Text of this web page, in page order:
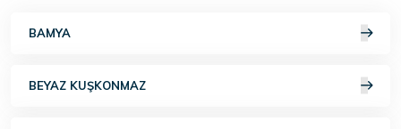
BAMYA
BEYAZ KUŞKONMAZ